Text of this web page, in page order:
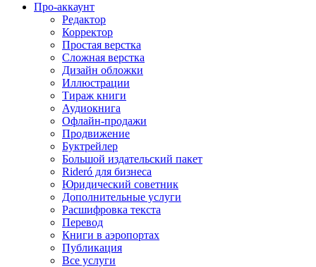
Про-аккаунт
Редактор
Корректор
Простая верстка
Сложная верстка
Дизайн обложки
Иллюстрации
Тираж книги
Аудиокнига
Офлайн-продажи
Продвижение
Буктрейлер
Большой издательский пакет
Rideró для бизнеса
Юридический советник
Дополнительные услуги
Расшифровка текста
Перевод
Книги в аэропортах
Публикация
Все услуги